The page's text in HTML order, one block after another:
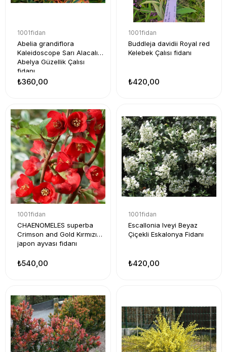
1001fidan
Abelia grandiflora
Kaleidoscope Sarı Alacalı
Abelya Güzellik Çalısı
fidanı
₺360,00
1001fidan
Buddleja davidii Royal red
Kelebek Çalısı fidanı
₺420,00
1001fidan
CHAENOMELES superba
Crimson and Gold Kırmızı
japon ayvası fidanı
₺540,00
1001fidan
Escallonia Iveyi Beyaz
Çiçekli Eskalonya Fidanı
₺420,00